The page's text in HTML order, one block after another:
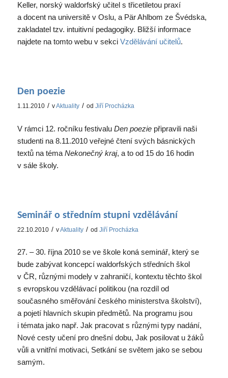
Keller, norský waldorfský učitel s třicetiletou praxí
a docent na universitě v Oslu, a Pär Ahlbom ze Švédska,
zakladatel tzv. intuitivní pedagogiky. Bližší informace
najdete na tomto webu v sekci Vzdělávání učitelů.
Den poezie
1.11.2010 / vAktuality / od Jiří Procházka
V rámci 12. ročníku festivalu Den poeziepřipravili naši
studenti na 8.11.2010 veřejné čtení svých básnických
textů na téma Nekonečný kraj, a to od 15 do 16 hodin
v sále školy.
Seminář o středním stupni vzdělávání
22.10.2010 / vAktuality / od Jiří Procházka
27. – 30. října 2010 se ve škole koná seminář, který se
bude zabývat koncepcí waldorfských středních škol
v ČR, různými modely v zahraničí, kontextu těchto škol
s evropskou vzdělávací politikou (na rozdíl od
současného směřování českého ministerstva školství),
a pojetí hlavních skupin předmětů. Na programu jsou
i témata jako např. Jak pracovat s různými typy nadání,
Nové cesty učení pro dnešní dobu, Jak posilovat u žáků
vůli a vnitřní motivaci, Setkání se světem jako se sebou
samým.